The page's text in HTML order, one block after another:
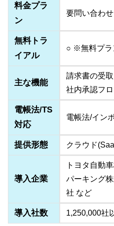
料金プラ
ン
要問い合わせ
無料トラ
イアル
○ ※無料プラ
主な機能
請求書の受
社内承認フ
電帳法/TS
対応
電帳法/イン
提供形態 クラウド
導入企業
トヨタ自動
パーキング
社 など
導入社数 1,250,000社